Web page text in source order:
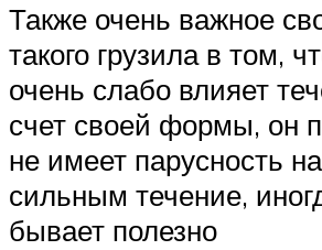
Также очень важное
такого грузила в том,
очень слабо влияет
счет своей формы, он
не имеет парусность
сильным течение,
бывает полезно